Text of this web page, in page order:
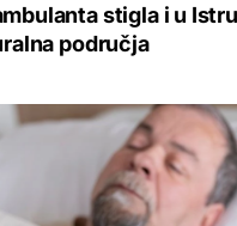
stigla i u
područja